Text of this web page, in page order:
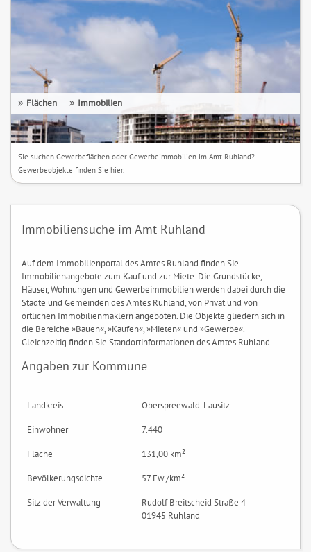
Flächen Immobilien
Sie suchen Gewerbeflächen oder Gewerbeimmobilien im Amt Ruhland?
Gewerbeobjekte finden Sie hier.
Immobiliensuche im Amt Ruhland
Auf dem Immobilienportal des Amtes Ruhland finden Sie
Immobilienangebote zum Kauf und zur Miete. Die Grundstücke,
Häuser, Wohnungen und Gewerbeimmobilien werden dabei durch die
Städte und Gemeinden des Amtes Ruhland, von Privat und von
örtlichen Immobilienmaklern angeboten. Die Objekte gliedern sich in
die Bereiche »Bauen«, »Kaufen«, »Mieten« und »Gewerbe«.
Gleichzeitig finden Sie Standortinformationen des Amtes Ruhland.
Angaben zur Kommune
Landkreis
Oberspreewald-Lausitz
Einwohner
7.440
Fläche
131,00 km²
Bevölkerungsdichte
57 Ew./km²
Sitz der Verwaltung
Rudolf Breitscheid Straße 4
01945 Ruhland